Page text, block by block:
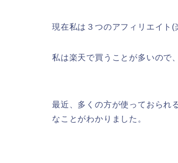
現在私は３つのアフィリエイト
私は楽天で買うことが多いので
最近、多くの方が使っておられ
なことがわかりました。